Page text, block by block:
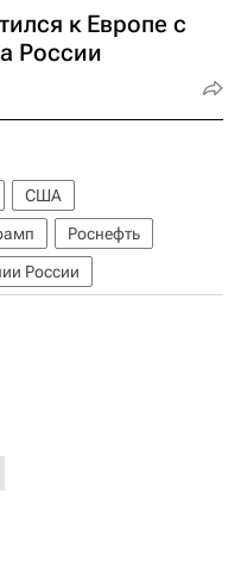
к Европе с
России
США
Роснефть
России